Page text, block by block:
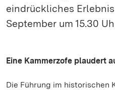
eindrückliches
September um 15.30
Eine Kammerzofe plaudert
Die Führung im historischen